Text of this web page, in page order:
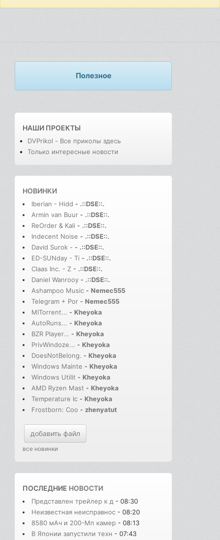
Полезное
НАШИ ПРОЕКТЫ
DVPrikol - Все приколы здесь
Только интересные новости
НОВИНКИ
Iberian - Hidd - .::DSE::.
Armin van Buur - .::DSE::.
ReOrder & Kali - .::DSE::.
Indecent Noise - .::DSE::.
David Surok - - .::DSE::.
ED-SUNday - Ti - .::DSE::.
Claas Inc. - Z - .::DSE::.
Daniel Wanrooy - .::DSE::.
Ashampoo Music - Nemec555
Telegram + Por - Nemec555
MITorrent... - Kheyoka
AutoRuns... - Kheyoka
BZR Player... - Kheyoka
PrivWindoze... - Kheyoka
DoesNotBelong. - Kheyoka
Windows Mainte - Kheyoka
Windows Utilit - Kheyoka
AMD Ryzen Mast - Kheyoka
Temperature Ic - Kheyoka
Frostborn: Coo - zhenyatut
добавить файл
все новинки
ПОСЛЕДНИЕ НОВОСТИ
Представлен трейлер к д - 08:30
Неизвестная неисправнос - 08:20
8580 мАч и 200-Мп камер - 08:13
В Японии запустили техн - 07:43